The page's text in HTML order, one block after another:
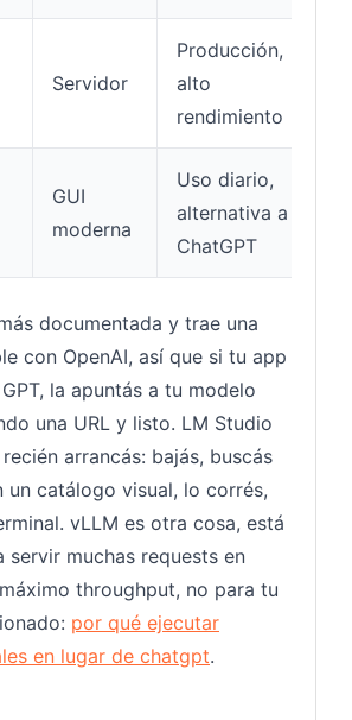
Servidor
Producción,
alto
rendimiento
GUI
moderna
Uso diario,
alternativa a
ChatGPT
documentada y trae una
con OpenAI, así que si tu app
la apuntás a tu modelo
una URL y listo. LM Studio
arrancás: bajás, buscás
un catálogo visual, lo corrés,
vLLM es otra cosa, está
servir muchas requests en
throughput, no para tu
por qué ejecutar
en lugar de chatgpt.